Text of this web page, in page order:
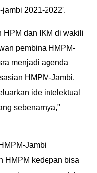
jambi 2021-2022'.
HPM dan IKM di wakili
pembina HMPM-
menjadi agenda
HMPM-Jambi.
ide intelektual
sebenarnya,"
Jambi
HMPM kedepan bisa